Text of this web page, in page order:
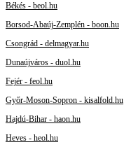
Békés - beol.hu
Borsod-Abaúj-Zemplén - boon.hu
Csongrád - delmagyar.hu
Dunaújváros - duol.hu
Fejér - feol.hu
Győr-Moson-Sopron - kisalfold.hu
Hajdú-Bihar - haon.hu
Heves - heol.hu